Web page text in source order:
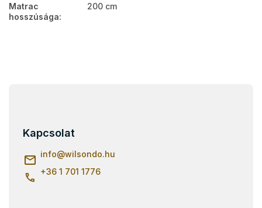
Matrac
hosszúsága:
200 cm
Kapcsolat
info@wilsondo.hu
+36 1 701 1776